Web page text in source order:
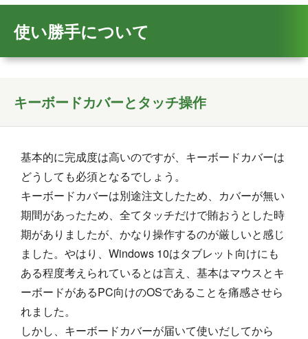
使い勝手について
キーボードカバーとタッチ操作
基本的に完成度は高いのですが、キーボードカバーは
どうしても必須となるでしょう。
キーボードカバーは別途注文したため、カバーが無い
期間があったため、全てタッチだけで賄おうとした時
期がありましたが、かなり操作するのが厳しいと感じ
ました。やはり、Windows 10はタブレット向けにも
ある程度考えられているとは言え、基本はマウスとキ
ーボードがあるPC向けのOSであることを痛感させら
れました。
しかし、キーボードカバーが届いて使いだしてから